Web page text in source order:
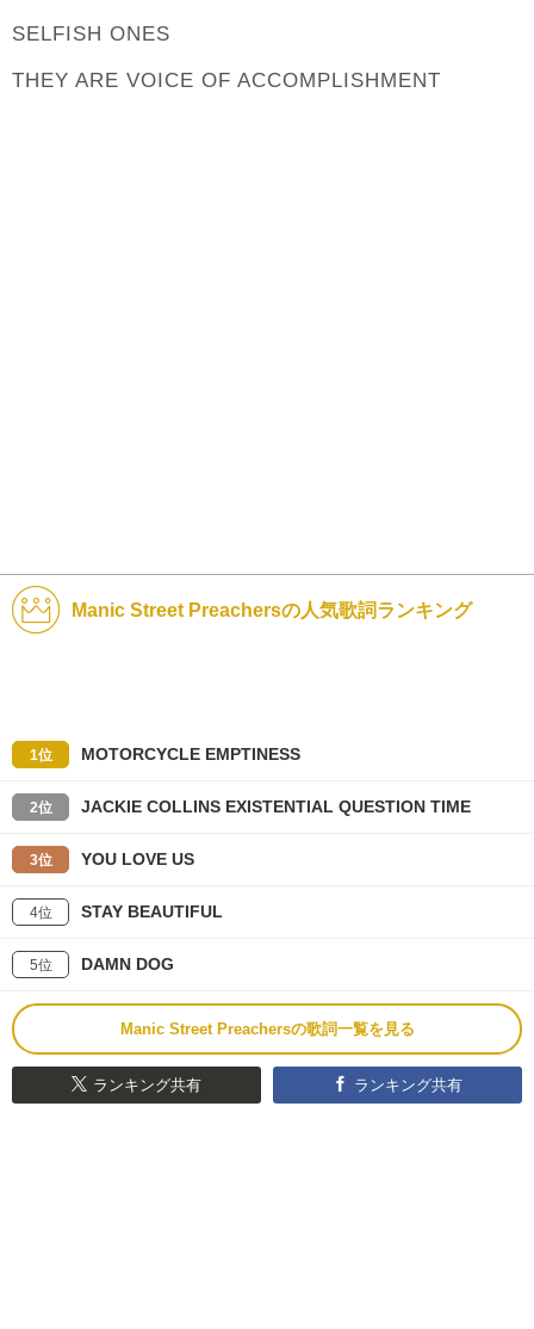
SELFISH ONES
THEY ARE VOICE OF ACCOMPLISHMENT
Manic Street Preachersの人気歌詞ランキング
1位 MOTORCYCLE EMPTINESS
2位 JACKIE COLLINS EXISTENTIAL QUESTION TIME
3位 YOU LOVE US
4位 STAY BEAUTIFUL
5位 DAMN DOG
Manic Street Preachersの歌詞一覧を見る
ランキング共有 ランキング共有